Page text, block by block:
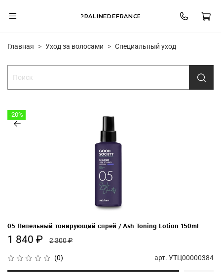
PRALINEDEFRANCE
Главная Уход за волосами Специальный уход
-20%
(0) арт. УТЦ00000384
05 Пепельный тонирующий спрей / Ash Toning Lotion 150ml
1 840 ₽ 2 300 ₽